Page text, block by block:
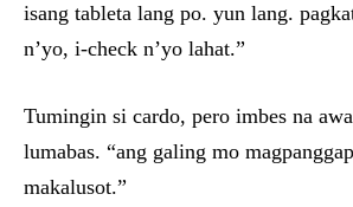
isang tableta lang po. yun lang.
n’yo, i-check n’yo lahat.”
Tumingin si cardo, pero imbes na
lumabas. “ang galing mo
makalusot.”